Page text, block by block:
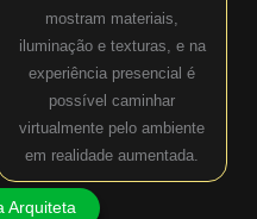
mostram materiais,
iluminação e texturas, e na
experiência presencial é
possível caminhar
virtualmente pelo ambiente
em realidade aumentada.
Arquiteta